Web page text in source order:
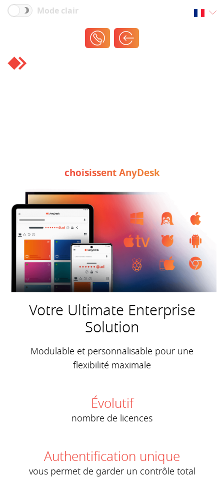
Mode clair
choisissent AnyDesk
Votre Ultimate Enterprise
Solution
Modulable et personnalisable pour une
flexibilité maximale
Évolutif
nombre de licences
Authentification unique
vous permet de garder un contrôle total